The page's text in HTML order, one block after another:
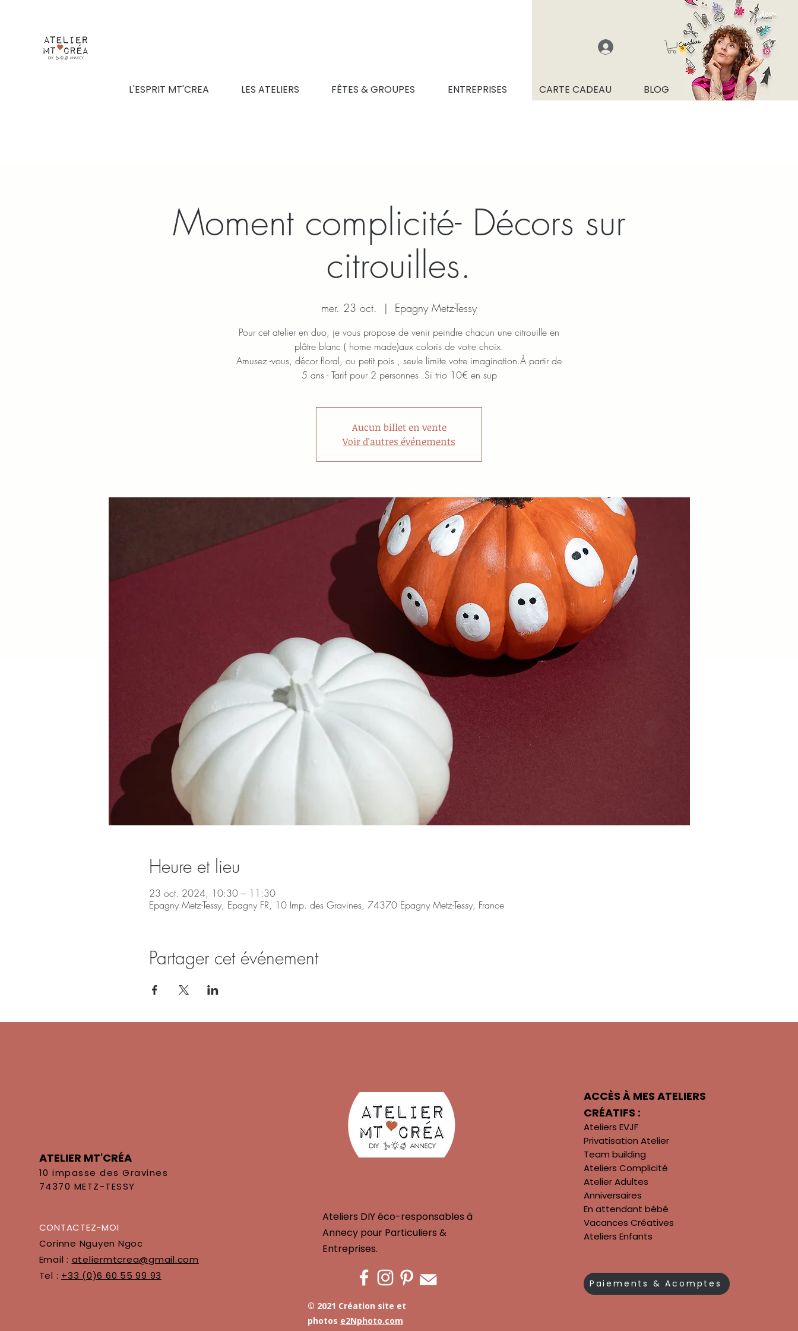
L'ESPRIT MT'CREA LES ATELIERS FÊTES & GROUPES ENTREPRISES CARTE CADEAU BLOG
Moment complicité- Décors sur
citrouilles.
mer. 23 oct.
  |
Epagny Metz-Tessy
Pour cet atelier en duo, je vous propose de venir peindre chacun une citrouille en
plâtre blanc ( home made)aux coloris de votre choix.
Amusez -vous, décor floral, ou petit pois , seule limite votre imagination.À partir de
5 ans - Tarif pour 2 personnes .Si trio 10€ en sup
Aucun billet en vente
Voir d'autres événements
Heure et lieu
23 oct. 2024, 10:30 – 11:30
Epagny Metz-Tessy, Epagny FR, 10 Imp. des Gravines, 74370 Epagny Metz-Tessy, France
Partager cet événement
ATELIER MT'CRÉA
10 impasse des Gravines
74370 METZ-TESSY
CONTACTEZ-MOI
Corinne Nguyen Ngoc
Email : ateliermtcrea@gmail.com
Tel : +33 (0)6 60 55 99 93
Ateliers DIY éco-responsables à
Annecy pour Particuliers &
Entreprises.
© 2021 Création site et
photos e2Nphoto.com
ACCÈS À MES ATELIERS
CRÉATIFS :
Ateliers EVJF
Privatisation Atelier
Team building
Ateliers Complicité
Atelier Adultes
Anniversaires
En attendant bébé
Vacances Créatives
Ateliers Enfants
Paiements & Acomptes